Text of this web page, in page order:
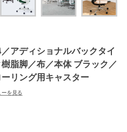
アディショナルバックタイ
脂脚／布／本体 ブラック／
リング用キャスター
ーを見る